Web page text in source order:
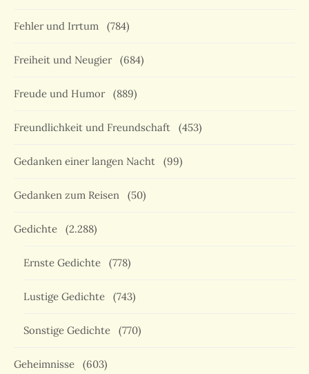
Fehler und Irrtum (784)
Freiheit und Neugier (684)
Freude und Humor (889)
Freundlichkeit und Freundschaft (453)
Gedanken einer langen Nacht (99)
Gedanken zum Reisen (50)
Gedichte (2.288)
Ernste Gedichte (778)
Lustige Gedichte (743)
Sonstige Gedichte (770)
Geheimnisse (603)